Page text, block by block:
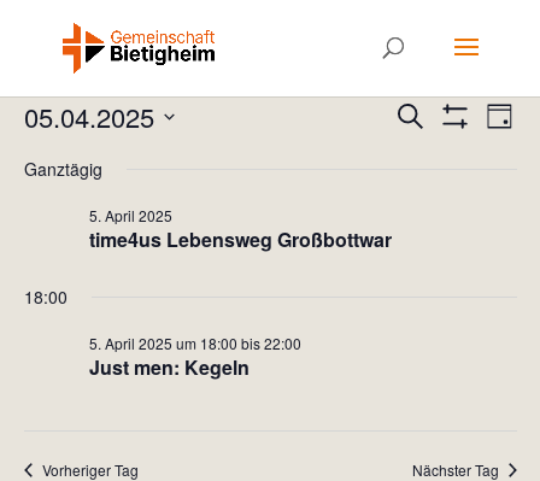
Veranstaltungen
5.
April
2025
Suche Tag
05.04.2025
wählen.
Ganztägig
time4us Lebensweg Großbottwar
5. April 2025
18:00
Just men: Kegeln
5. April 2025 um 18:00 bis22:00
Vorheriger Tag Nächster Tag